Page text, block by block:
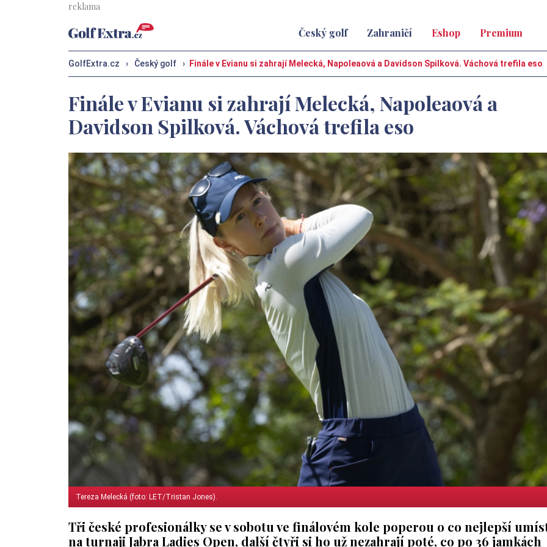
Český golf Zahraničí Eshop Premium
GolfExtra.cz › Český golf › Finále v Evianu si zahrají Melecká, Napoleaová a Davidson Spilková. Váchová trefila eso
Finále v Evianu si zahrají Melecká, Napoleaová a
Davidson Spilková. Váchová trefila eso
Tereza Melecká (foto: LET/Tristan Jones).
Tři české profesionálky se v sobotu ve finálovém kole poperou o co nejlepší
na turnaji Jabra Ladies Open, další čtyři si ho už nezahrají poté, co po 36 jamkách